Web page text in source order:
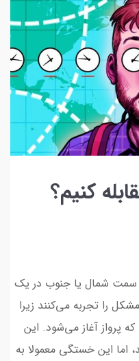
کنیم؟
سمت شمال یا جنوب در یک
را تجربه می‌کنند زیرا
پرواز آغاز می‌شود. این
این خستگی معمولا به